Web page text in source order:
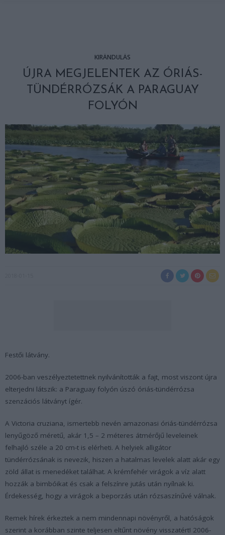
KIRÁNDULÁS
ÚJRA MEGJELENTEK AZ ÓRIÁS-
TÜNDÉRRÓZSÁK A PARAGUAY
FOLYÓN
Festői látvány.
2006-ban veszélyeztetettnek nyilvánították a fajt, most viszont újra
elterjedni látszik: a Paraguay folyón úszó óriás-tündérrózsa
szenzációs látványt ígér.
A Victoria cruziana, ismertebb nevén amazonasi óriás-tündérrózsa
lenyűgöző méretű, akár 1,5 – 2 méteres átmérőjű leveleinek
felhajló széle a 20 cm-t is elérheti. A helyiek alligátor
tündérrózsának is nevezik, hiszen a hatalmas levelek alatt akár egy
zöld állat is menedéket találhat. A krémfehér virágok a víz alatt
hozzák a bimbóikat és csak a felszínre jutás után nyílnak ki.
Érdekesség, hogy a virágok a beporzás után rózsaszínűvé válnak.
Remek hírek érkeztek a nem mindennapi növényről, a hatóságok
szerint a korábban szinte teljesen eltűnt növény visszatért! 2006-